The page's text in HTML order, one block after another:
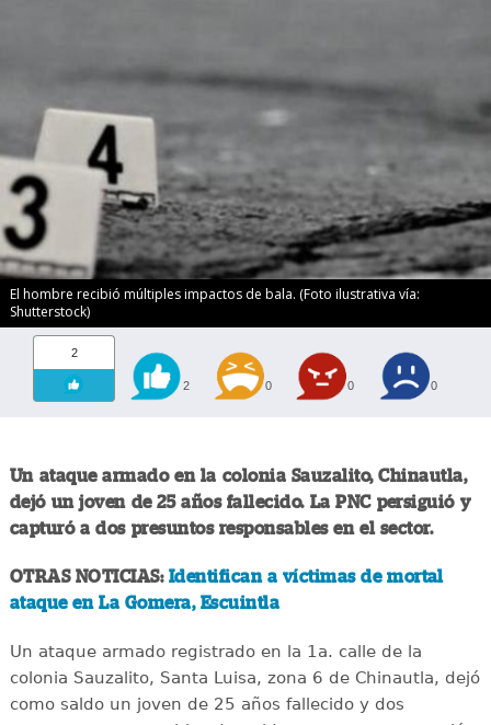
El hombre recibió múltiples impactos de bala. (Foto ilustrativa vía:
Shutterstock)
2
2 0 0 0
Un ataque armado en la colonia Sauzalito, Chinautla,
dejó un joven de 25 años fallecido. La PNC persiguió y
capturó a dos presuntos responsables en el sector.
OTRAS NOTICIAS:Identifican a víctimas de mortal
ataque en La Gomera, Escuintla
Un ataque armado registrado en la 1a. calle de la
colonia Sauzalito, Santa Luisa, zona 6 de Chinautla, dejó
como saldo un joven de 25 años fallecido y dos